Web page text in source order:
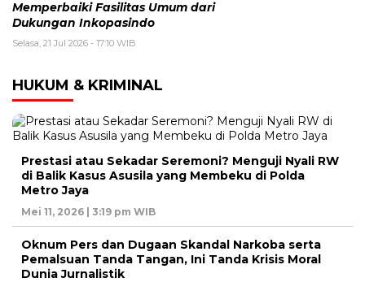
Memperbaiki Fasilitas Umum dari
Dukungan Inkopasindo
Selasa, 21 Jul 2026 - 17:10 WIB
HUKUM & KRIMINAL
Prestasi atau Sekadar Seremoni? Menguji Nyali RW
di Balik Kasus Asusila yang Membeku di Polda
Metro Jaya
Mei 11, 2026 | 3:19 pm WIB
Oknum Pers dan Dugaan Skandal Narkoba serta
Pemalsuan Tanda Tangan, Ini Tanda Krisis Moral
Dunia Jurnalistik